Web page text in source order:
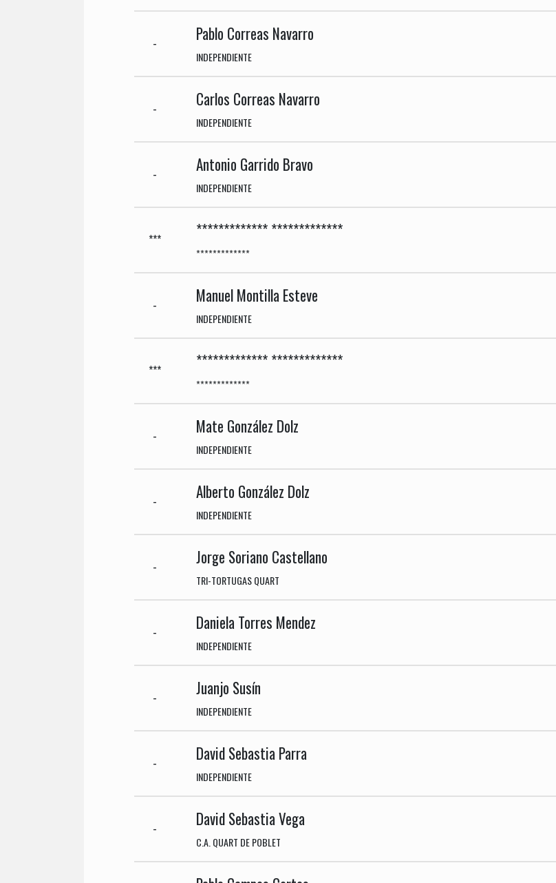
- Pablo Correas Navarro
INDEPENDIENTE
- Carlos Correas Navarro
INDEPENDIENTE
- Antonio Garrido Bravo
INDEPENDIENTE
*** ************* *************
*************
- Manuel Montilla Esteve
INDEPENDIENTE
*** ************* *************
*************
- Mate González Dolz
INDEPENDIENTE
- Alberto González Dolz
INDEPENDIENTE
- Jorge Soriano Castellano
TRI-TORTUGAS QUART
- Daniela Torres Mendez
INDEPENDIENTE
- Juanjo Susín
INDEPENDIENTE
- David Sebastia Parra
INDEPENDIENTE
- David Sebastia Vega
C.A. QUART DE POBLET